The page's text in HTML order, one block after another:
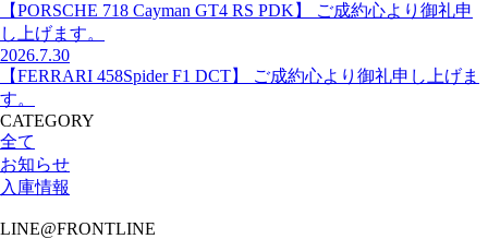
【PORSCHE 718 Cayman GT4 RS PDK】 ご成約心より御礼申
し上げます。
2026.7.30
【FERRARI 458Spider F1 DCT】 ご成約心より御礼申し上げま
す。
CATEGORY
全て
お知らせ
入庫情報
LINE@FRONTLINE